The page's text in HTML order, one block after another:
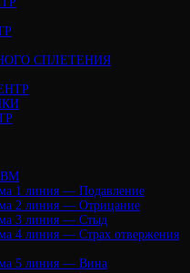
СПЛЕТЕНИЯ
1 линия — Подавление
2 линия — Отрицание
3 линия — Стыд
4 линия — Страх отвержения
5 линия — Вина